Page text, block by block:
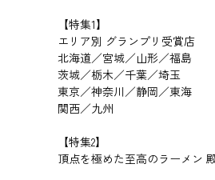
【特集1】
エリア別 グランプリ受賞店
北海道／宮城／山形／福島
茨城／栃木／千葉／埼玉
東京／神奈川／静岡／東海
関西／九州
【特集2】
頂点を極めた至高のラーメン